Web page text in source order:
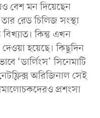
বেশ মন দিয়েছেন
রেড চিলিজ সংস্থা
কিন্তু এখন
হয়েছে। কিছুদিন
‘ডার্লিংস’ সিনেমাটি
অরিজিনাল সেই
প্রশংসা